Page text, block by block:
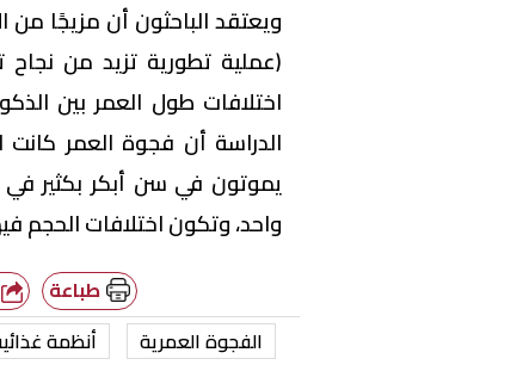
ويعتقد الباحثون أن مزيجًا من
(عملية تطورية تزيد من نجاح
اختلافات طول العمر بين
الدراسة أن فجوة العمر كانت
يموتون في سن أبكر بكثير في
واحد، وتكون اختلافات الحجم
طباعة
الفجوة العمرية أنظمة